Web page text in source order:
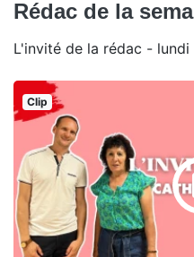
Rédac de la
L'invité de la rédac -
Clip